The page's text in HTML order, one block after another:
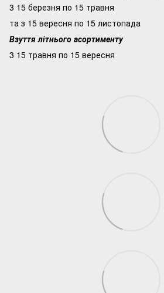
3 15 березня по 15 травня
та з 15 вересня по 15 листопада
Взуття літнього асортименту
3 15 травня по 15 вересня